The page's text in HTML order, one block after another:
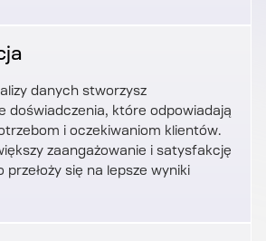
danych stworzysz
doświadczenia, które odpowiadają
i oczekiwaniom klientów.
zaangażowanie i satysfakcję
przełoży się na lepsze wyniki